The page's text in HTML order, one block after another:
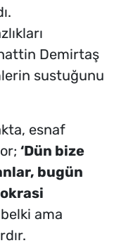
Demirtaş
sustuğunu
esnaf
‘Dün bize
bugün
ama